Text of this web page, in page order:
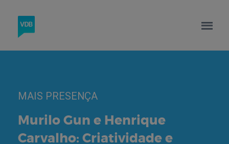
MAIS PRESENÇA
Murilo Gun e Henrique
Carvalho: Criatividade e